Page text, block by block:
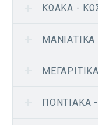
ΚΩΑΚΆ -
ΠΟΝΤΙΑΚΆ